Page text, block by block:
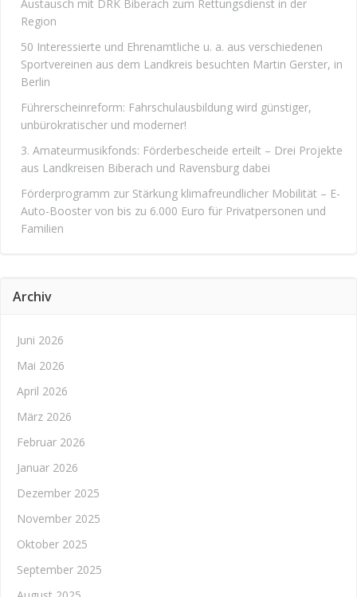
Austausch mit DRK Biberach zum Rettungsdienst in der
Region
50 Interessierte und Ehrenamtliche u. a. aus verschiedenen
Sportvereinen aus dem Landkreis besuchten Martin Gerster, in
Berlin
Führerscheinreform: Fahrschulausbildung wird günstiger,
unbürokratischer und moderner!
3. Amateurmusikfonds: Förderbescheide erteilt – Drei Projekte
aus Landkreisen Biberach und Ravensburg dabei
Förderprogramm zur Stärkung klimafreundlicher Mobilität – E-
Auto-Booster von bis zu 6.000 Euro für Privatpersonen und
Familien
Archiv
Juni 2026
Mai 2026
April 2026
März 2026
Februar 2026
Januar 2026
Dezember 2025
November 2025
Oktober 2025
September 2025